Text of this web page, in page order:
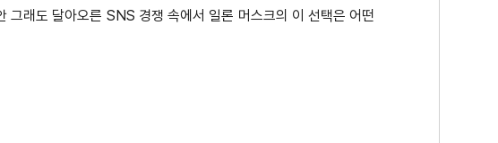
그래도 달아오른 SNS 경쟁 속에서 일론 머스크의 이 선택은 어떤